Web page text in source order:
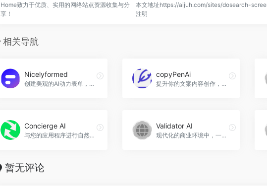
Home致力于优质、实用的网络站点资源收集与分
享！
本文地址https://aijuh.com/sites/dosearch-
注明
相关导航
Nicelyformed
创建美观的AI动力表单，秒速获得有价值的见解。Nicelyformed官网入口网址
copyPenAi
提升你的文案内容创作，copyPenAi官网入口网址
Concierge AI
与您的应用程序进行自然语言交互，提升工作效率和便捷性。
Validator AI
现代化的商业环境中，一个好的创意不仅需要创意本身的价值，还需要经过市场验证，得到用户的认可。Validator AI（验证器AI）是一个智能商业验证器，能够快速、精准地评估创意市场前景，为创业者和企业领导人提供必要的判断依据，从而使创意变得更有商业价值，Validator AI官网入口网址
暂无评论